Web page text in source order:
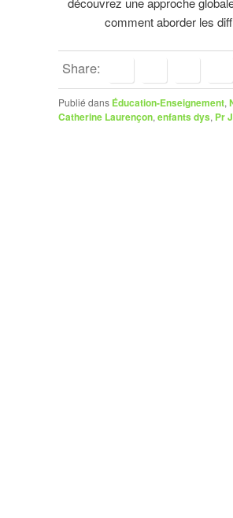
comment aborder les
Share:
Publié dans Éducation-Enseignement,
Catherine Laurençon, enfants dys, Pr